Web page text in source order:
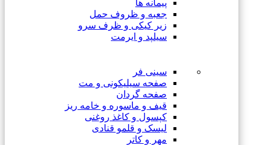
پیمانه ها
جعبه و ظروف حمل
زیر کیکی و ظرف سرو
سیلپد و ایرمت
سینی فر
صفحه سیلیکونی و مت
صفحه گردان
قیف و ماسوره و خامه ریز
کپسول و کاغذ روغنی
لیسک و قلمو قنادی
مهر و کاتر